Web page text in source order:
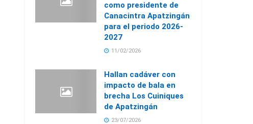
como presidente de
Canacintra Apatzingán
para el periodo 2026-
2027
11/02/2026
Hallan cadáver con
impacto de bala en
brecha Los Cuiniques
de Apatzingán
23/07/2026